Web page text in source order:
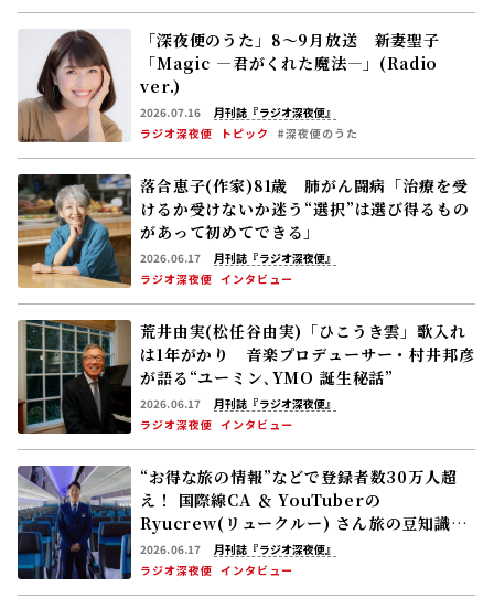
「深夜便のうた」8～9月放送 新妻聖子
「Magic ―君がくれた魔法―」(Radio
ver.)
2026.07.16
月刊誌『ラジオ深夜便』
ラジオ深夜便
トピック #深夜便のうた
落合恵子(作家)81歳 肺がん闘病「治療を受
けるか受けないか迷う――“選択”は選び得るもの
があって初めてできる」
2026.06.17
月刊誌『ラジオ深夜便』
ラジオ深夜便 インタビュー
荒井由実(松任谷由実)「ひこうき雲」歌入れ
は1年がかり 音楽プロデューサー・村井邦彦
が語る“ユーミン､YMO 誕生秘話”
2026.06.17
月刊誌『ラジオ深夜便』
ラジオ深夜便 インタビュー
“お得な旅の情報”などで登録者数30万人超
え！ 国際線CA ＆ YouTuberの
Ryucrew(リュークルー) さん――旅の豆知識が
どんどん蓄積‼
2026.06.17
月刊誌『ラジオ深夜便』
ラジオ深夜便 インタビュー